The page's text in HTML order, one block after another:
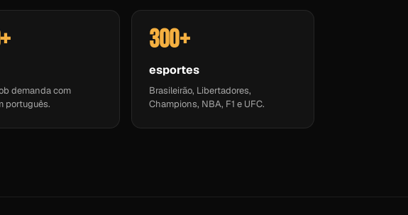
demanda com
português.
300+
esportes
Brasileirão, Libertadores,
Champions, NBA, F1 e UFC.